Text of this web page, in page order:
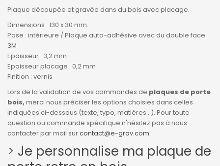
Plaque découpée et gravée dans du bois avec placage.
Dimensions : 130 x 30 mm.
Pose : intérieure / Plaque auto-adhésive avec du double face
3M
Epaisseur : 3,2 mm
Epaisseur placage : 0,2 mm
Finition : vernis
Lors de la validation de vos commandes de plaques de porte
bois, merci nous préciser les options choisies dans celles
indiquées ci-dessous (texte, typo, matières...). Pour toute
question ou commande spécifique n'hésitez pas à nous
contacter par mail surcontact@e-grav.com
> Je personnalise ma plaque de